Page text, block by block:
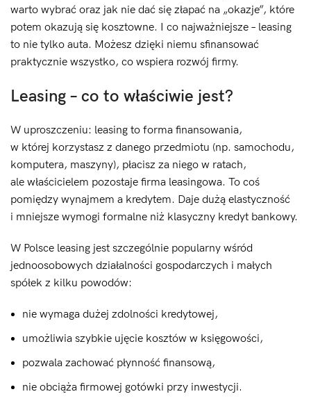
warto wybrać oraz jak nie dać się złapać na „okazje”, które
potem okazują się kosztowne. I co najważniejsze – leasing
to nie tylko auta. Możesz dzięki niemu sfinansować
praktycznie wszystko, co wspiera rozwój firmy.
Leasing – co to właściwie jest?
W uproszczeniu: leasing to forma finansowania,
w której korzystasz z danego przedmiotu (np. samochodu,
komputera, maszyny), płacisz za niego w ratach,
ale właścicielem pozostaje firma leasingowa. To coś
pomiędzy wynajmem a kredytem. Daje dużą elastyczność
i mniejsze wymogi formalne niż klasyczny kredyt bankowy.
W Polsce leasing jest szczególnie popularny wśród
jednoosobowych działalności gospodarczych i małych
spółek z kilku powodów:
nie wymaga dużej zdolności kredytowej,
umożliwia szybkie ujęcie kosztów w księgowości,
pozwala zachować płynność finansową,
nie obciąża firmowej gotówki przy inwestycji.